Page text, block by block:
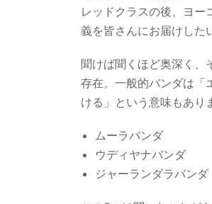
レッドクラスの後、ヨー
義を皆さんにお届けした
聞けば聞くほど奥深く、
存在。一般的バンダは「
ける」という意味もあり
ムーラバンダ
ウディヤナバンダ
ジャーランダラバンダ